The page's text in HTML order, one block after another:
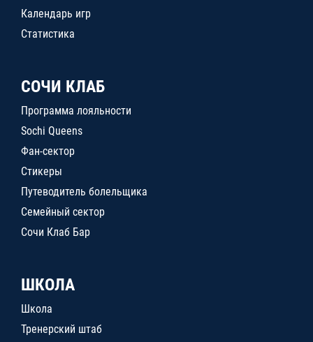
Календарь игр
Статистика
СОЧИ КЛАБ
Программа лояльности
Sochi Queens
Фан-сектор
Стикеры
Путеводитель болельщика
Семейный сектор
Сочи Клаб Бар
ШКОЛА
Школа
Тренерский штаб